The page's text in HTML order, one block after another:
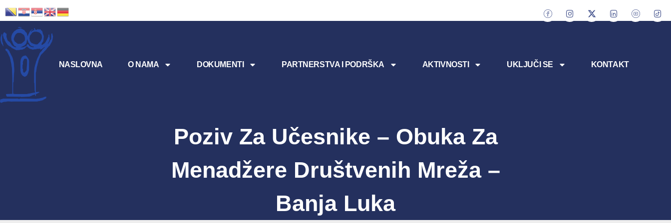
NASLOVNA O NAMA DOKUMENTI PARTNERSTVA I PODRŠKA AKTIVNOSTI UKLJUČI SE KONTAKT
Poziv Za Učesnike – Obuka Za
Menadžere Društvenih Mreža –
Banja Luka